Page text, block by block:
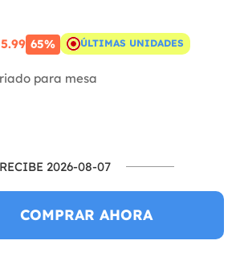
65% ÚLTIMAS UNIDADES
para mesa
RECIBE 2026-08-07
COMPRAR AHORA